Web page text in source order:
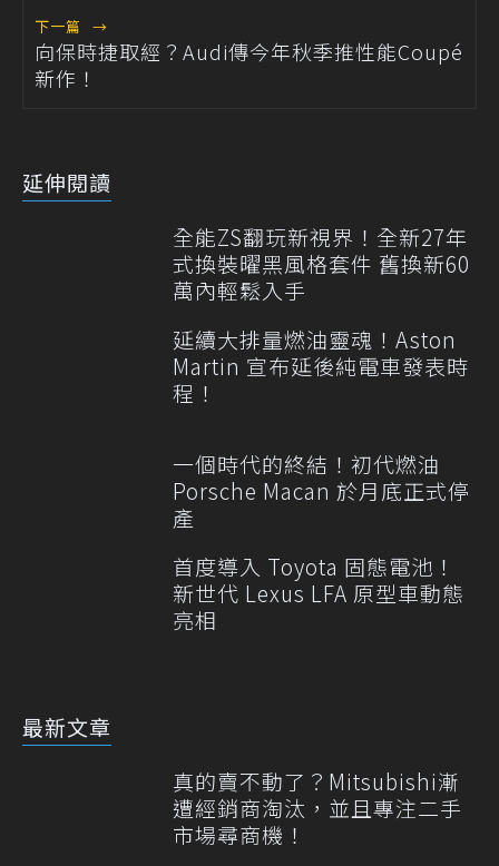
下一篇 →
向保時捷取經？Audi傳今年秋季推性能Coupé
新作！
延伸閱讀
全能ZS翻玩新視界！全新27年
式換裝曜黑風格套件 舊換新60
萬內輕鬆入手
延續大排量燃油靈魂！Aston
Martin 宣布延後純電車發表時
程！
一個時代的終結！初代燃油
Porsche Macan 於月底正式停
產
首度導入 Toyota 固態電池！
新世代 Lexus LFA 原型車動態
亮相
最新文章
真的賣不動了？Mitsubishi漸
遭經銷商淘汰，並且專注二手
市場尋商機！